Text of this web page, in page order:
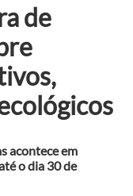
de
acontece em
o dia 30 de